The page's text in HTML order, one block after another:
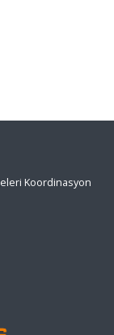
Koordinasyon